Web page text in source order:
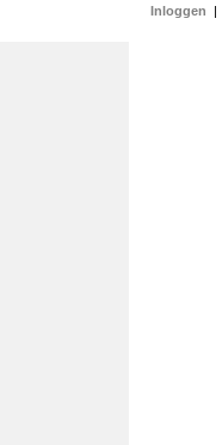
Inloggen |